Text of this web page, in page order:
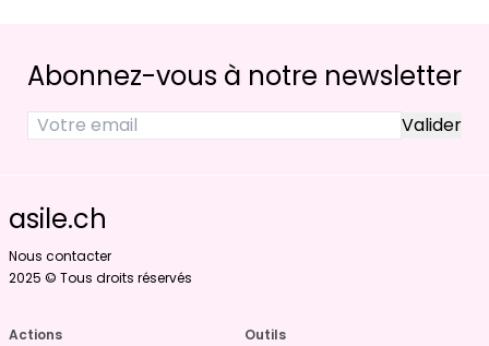
Abonnez-vous à notre newsletter
asile.ch
Nous contacter
2025 © Tous droits réservés
Actions Outils